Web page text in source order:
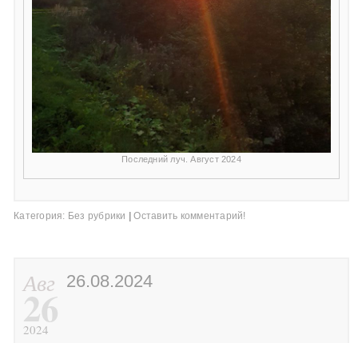
Последний луч. Август 2024
Категория: Без рубрики Оставить комментарий!
Авг
26
2024
26.08.2024